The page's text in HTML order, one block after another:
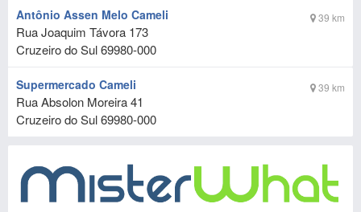
39 km
Antônio Assen Melo Cameli
Rua Joaquim Távora 173
Cruzeiro do Sul69980-000
39 km
Supermercado Cameli
Rua Absolon Moreira 41
Cruzeiro do Sul69980-000